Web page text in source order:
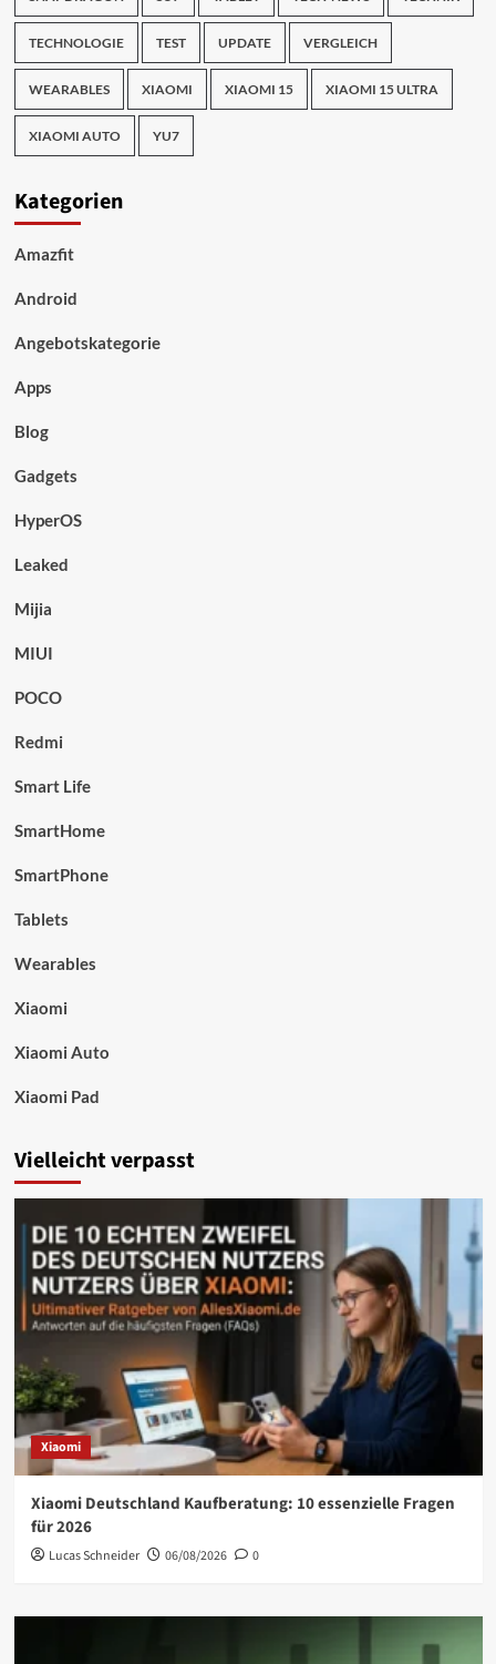
TECHNOLOGIE TEST UPDATE VERGLEICH
WEARABLES XIAOMI XIAOMI 15 XIAOMI 15 ULTRA
XIAOMI AUTO YU7
Kategorien
Amazfit
Android
Angebotskategorie
Apps
Blog
Gadgets
HyperOS
Leaked
Mijia
MIUI
POCO
Redmi
Smart Life
SmartHome
SmartPhone
Tablets
Wearables
Xiaomi
Xiaomi Auto
Xiaomi Pad
Vielleicht verpasst
Xiaomi
Xiaomi Deutschland Kaufberatung: 10 essenzielle Fragen
für 2026
Lucas Schneider 06/08/2026 0